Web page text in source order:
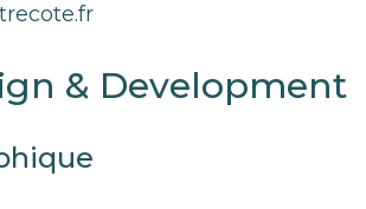
& Development